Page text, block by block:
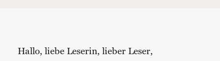
Hallo, liebe Leserin, lieber Leser,